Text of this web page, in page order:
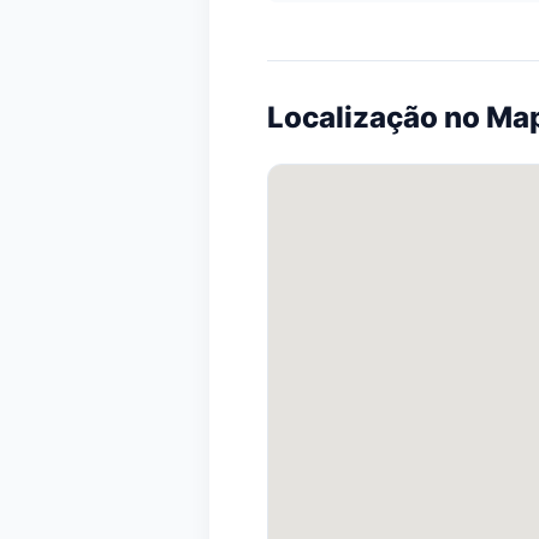
Localização no